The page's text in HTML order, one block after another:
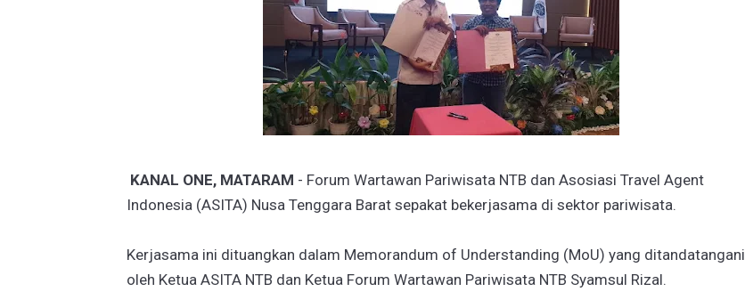
KANAL ONE, MATARAM - Forum Wartawan Pariwisata NTB dan Asosiasi Travel Agent
Indonesia (ASITA) Nusa Tenggara Barat sepakat bekerjasama di sektor pariwisata.
Kerjasama ini dituangkan dalam Memorandum of Understanding (MoU) yang ditandatangani
oleh Ketua ASITA NTB dan Ketua Forum Wartawan Pariwisata NTB Syamsul Rizal.